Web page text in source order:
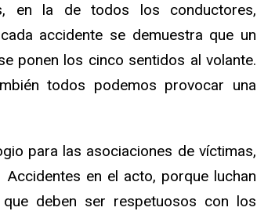
en la de todos los conductores,
accidente se demuestra que un
ponen los cinco sentidos al volante.
todos podemos provocar una
para las asociaciones de víctimas,
en el acto, porque luchan
deben ser respetuosos con los